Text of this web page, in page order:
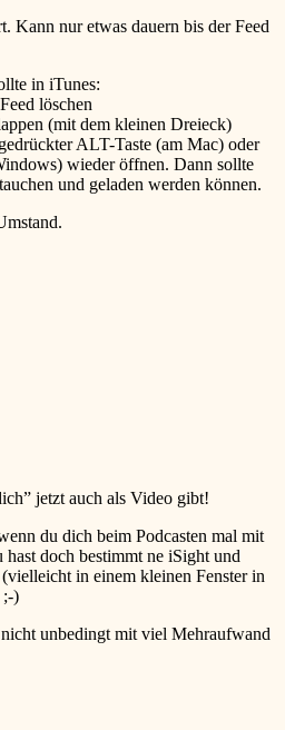
Kann nur etwas dauern bis der Feed
in iTunes:
löschen
(mit dem kleinen Dreieck)
ALT-Taste (am Mac) oder
wieder öffnen. Dann sollte
und geladen werden können.
jetzt auch als Video gibt!
du dich beim Podcasten mal mit
doch bestimmt ne iSight und
in einem kleinen Fenster in
;-)
unbedingt mit viel Mehraufwand